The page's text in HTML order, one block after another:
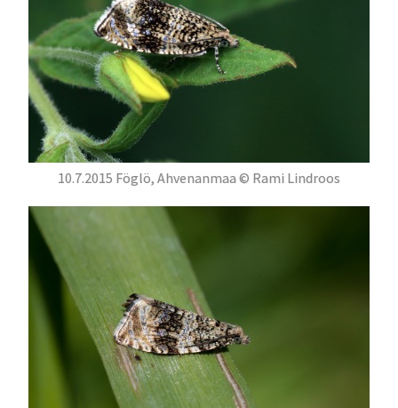
10.7.2015 Föglö, Ahvenanmaa © Rami Lindroos